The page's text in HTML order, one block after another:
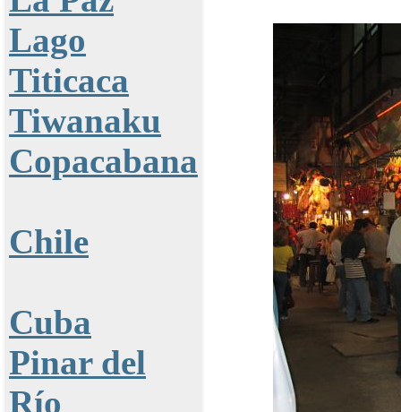
Lago
Titicaca
Tiwanaku
Copacabana
Chile
Cuba
Pinar del
Río